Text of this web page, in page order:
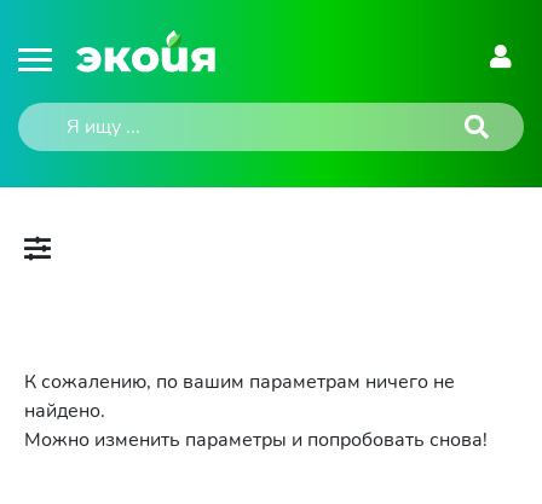
К сожалению, по вашим параметрам ничего не
найдено.
Можно изменить параметры и попробовать снова!